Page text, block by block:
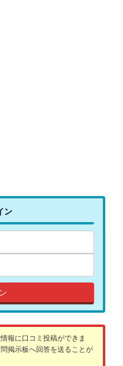
ン
報に口コミ投稿ができま
掲示板へ回答を送ることが